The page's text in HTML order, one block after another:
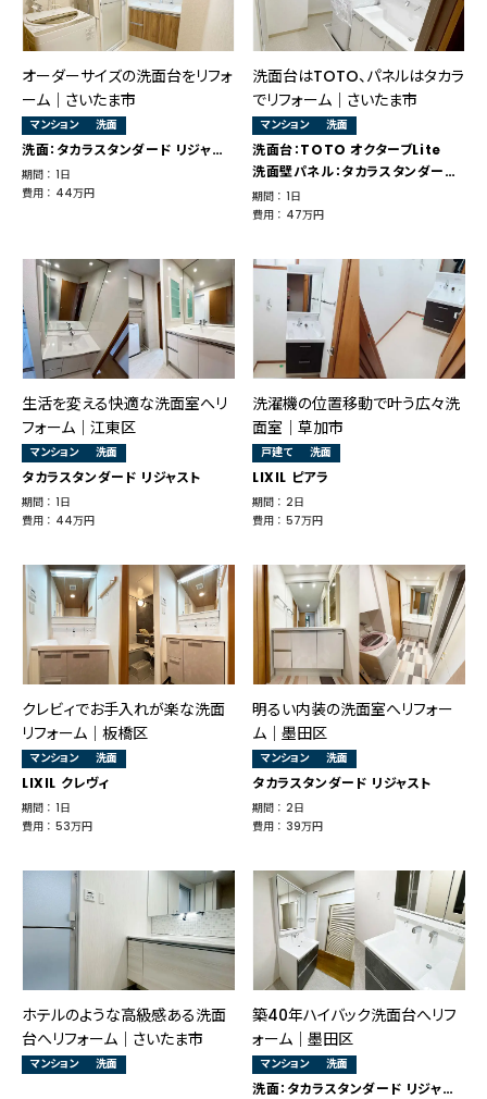
オーダーサイズの洗面台をリフォ
ーム｜さいたま市
マンション 洗面
洗面：タカラスタンダード リジャスト
期間 ： 1日
費用 ： 44万円
洗面台はTOTO、パネルはタカラ
でリフォーム｜さいたま市
マンション 洗面
洗面台：TOTO オクターブLite
洗面壁パネル：タカラスタンダード エマウォール
期間 ： 1日
費用 ： 47万円
生活を変える快適な洗面室へリ
フォーム｜江東区
マンション 洗面
タカラスタンダード リジャスト
期間 ： 1日
費用 ： 44万円
洗濯機の位置移動で叶う広々洗
面室｜草加市
戸建て 洗面
LIXIL ピアラ
期間 ： 2日
費用 ： 57万円
クレビィでお手入れが楽な洗面
リフォーム｜板橋区
マンション 洗面
LIXIL クレヴィ
期間 ： 1日
費用 ： 53万円
明るい内装の洗面室へリフォー
ム│墨田区
マンション 洗面
タカラスタンダード リジャスト
期間 ： 2日
費用 ： 39万円
ホテルのような高級感ある洗面
台へリフォーム｜さいたま市
マンション 洗面
築40年ハイバック洗面台へリフ
ォーム｜墨田区
マンション 洗面
洗面：タカラスタンダード リジャスト